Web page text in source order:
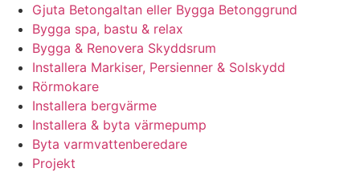
Gjuta Betongaltan eller Bygga Betonggrund
Bygga spa, bastu & relax
Bygga & Renovera Skyddsrum
Installera Markiser, Persienner & Solskydd
Rörmokare
Installera bergvärme
Installera & byta värmepump
Byta varmvattenberedare
Projekt